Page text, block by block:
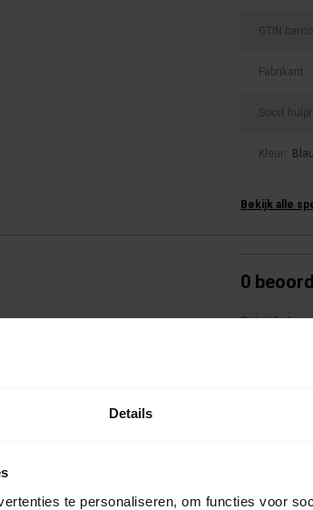
Details
te personaliseren, om functies voor
GTIN
Fabrikant:
Soort
Kleur:
Bekijk alle
met een
wandhouder door deze via de
weer af wanneer je hem wil
0
Schrijf als